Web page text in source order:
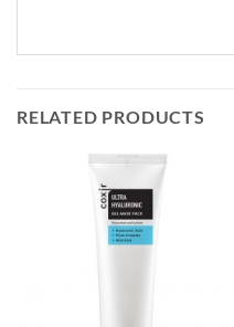
RELATED PRODUCTS